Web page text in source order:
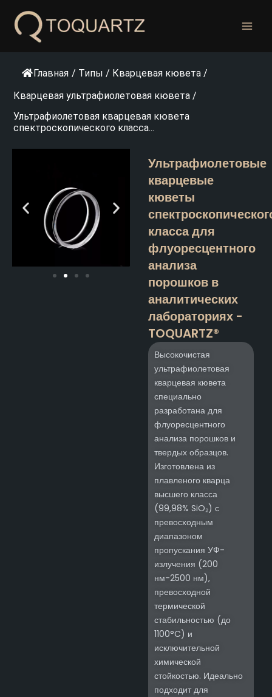
содержанию
Главная / Типы / Кварцевая кювета /
Кварцевая ультрафиолетовая кювета /
Ультрафиолетовая кварцевая кювета
спектроскопического класса...
Ультрафиолетовые
кварцевые
кюветы
класса для
флуоресцентного
анализа
порошков в
аналитических
лабораториях -
TOQUARTZ®
Высокочистая
ультрафиолетовая
кварцевая кювета
специально
разработана для
флуоресцентного
анализа порошков и
твердых образцов.
Изготовлена из
плавленого кварца
высшего класса
(99,98% SiO₂) с
превосходным
диапазоном
пропускания УФ-
излучения (200
нм-2500 нм),
превосходной
термической
стабильностью (до
1100°C) и
исключительной
химической
стойкостью. Идеально
подходит для